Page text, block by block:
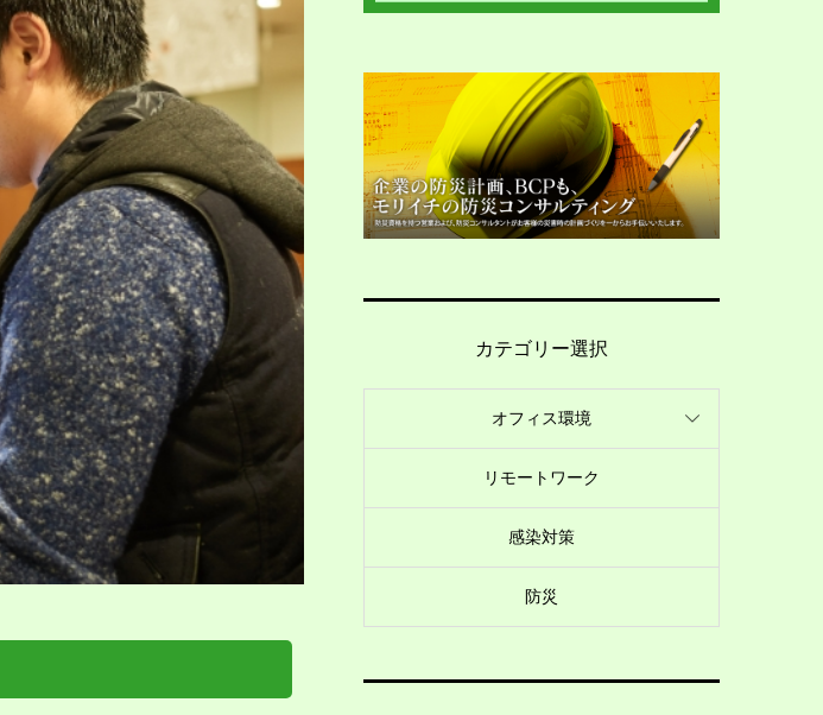
カテゴリー選択
オフィス環境
リモートワーク
感染対策
防災